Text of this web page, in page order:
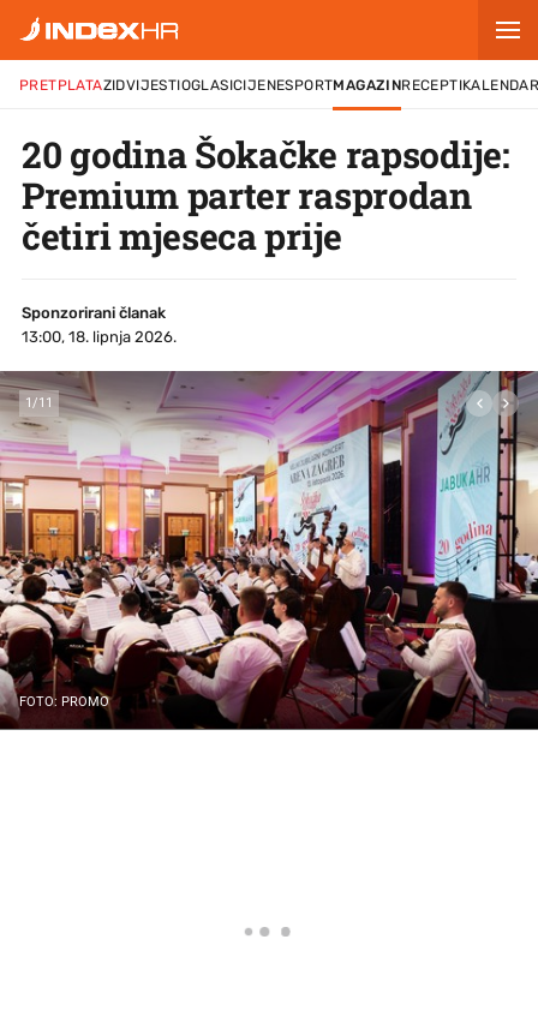
PRETPLATAZIDVIJESTIOGLASICIJENESPORTMAGAZINRECEPTI
20 godina Šokačke rapsodije:
Premium parter rasprodan
četiri mjeseca prije
Sponzorirani članak
13:00, 18. lipnja 2026.
1/11
FOTO: PROMO